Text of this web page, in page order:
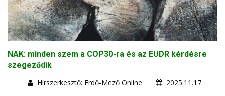
NAK: minden szem a COP30-ra és az EUDR kérdésre
szegeződik
Hírszerkesztő: Erdő-Mező Online
2025.11.17.